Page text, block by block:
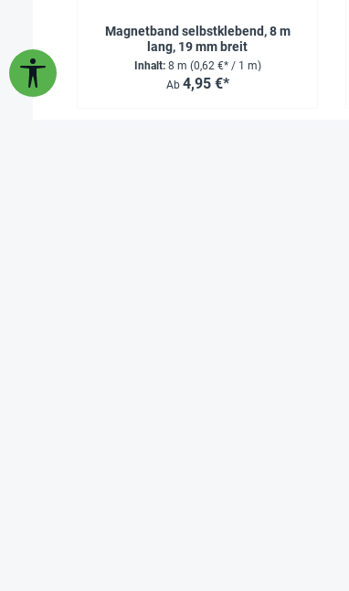
Magnetband selbstklebend, 8 m
lang, 19 mm breit
Inhalt: 8 m (0,62 €* / 1 m)
Ab 4,95 €*
Werkzeugleiste anzeigen